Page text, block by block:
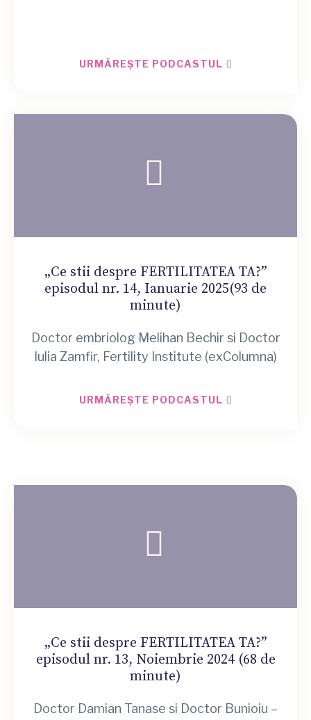
URMĂREȘTE PODCASTUL
„Ce stii despre FERTILITATEA TA?”
episodul nr. 14, Ianuarie 2025(93 de
minute)
Doctor embriolog Melihan Bechir si Doctor
Iulia Zamfir, Fertility Institute (exColumna)
URMĂREȘTE PODCASTUL
„Ce stii despre FERTILITATEA TA?”
episodul nr. 13, Noiembrie 2024 (68 de
minute)
Doctor Damian Tanase si Doctor Bunioiu –